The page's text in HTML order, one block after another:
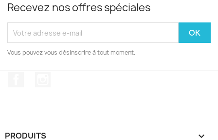
Recevez nos offres spéciales
Vous pouvez vous désinscrire à tout moment.
PRODUITS 